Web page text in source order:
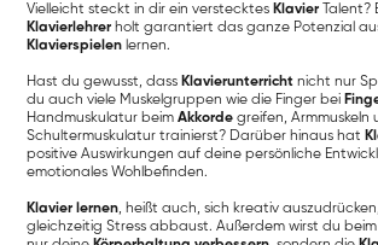
Vielleicht steckt in dir ein verstecktes Klavier Talent?
Klavierlehrer holt garantiert das ganze Potenzial
Klavierspielen lernen.
Hast du gewusst, dass Klavierunterricht nicht nur
du auch viele Muskelgruppen wie die Finger bei
Handmuskulatur beimAkkorde greifen, Armmuskeln
Schultermuskulatur trainierst? Darüber hinaus hat
positive Auswirkungen auf deine persönliche
emotionales Wohlbefinden.
Klavier lernen, heißt auch, sich kreativ
gleichzeitig Stress abbaust. Außerdem wirst du beim